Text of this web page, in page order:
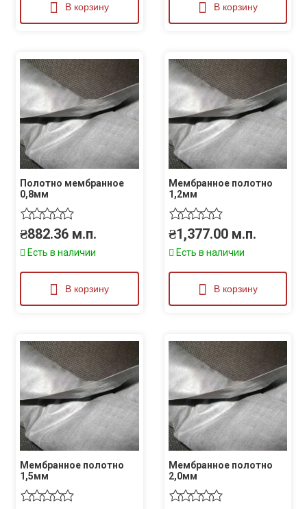
В корзину В корзину
Полотно мембранное
0,8мм
₴882.36 м.п.
Есть в наличии
В корзину
Мембранное полотно
1,2мм
₴1,377.00 м.п.
Есть в наличии
В корзину
Мембранное полотно
1,5мм
Мембранное полотно
2,0мм